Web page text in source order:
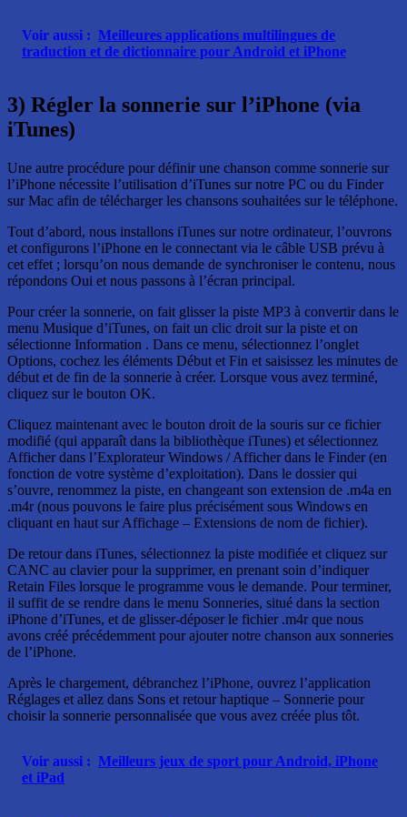
Voir aussi : Meilleures applications multilingues de
traduction et de dictionnaire pour Android et iPhone
3) Régler la sonnerie sur l’iPhone (via
iTunes)
Une autre procédure pour définir une chanson comme sonnerie sur
l’iPhone nécessite l’utilisation d’iTunes sur notre PC ou du Finder
sur Mac afin de télécharger les chansons souhaitées sur le téléphone.
Tout d’abord, nous installons iTunes sur notre ordinateur, l’ouvrons
et configurons l’iPhone en le connectant via le câble USB prévu à
cet effet ; lorsqu’on nous demande de synchroniser le contenu, nous
répondons Oui et nous passons à l’écran principal.
Pour créer la sonnerie, on fait glisser la piste MP3 à convertir dans le
menu Musique d’iTunes, on fait un clic droit sur la piste et on
sélectionne Information . Dans ce menu, sélectionnez l’onglet
Options, cochez les éléments Début et Fin et saisissez les minutes de
début et de fin de la sonnerie à créer. Lorsque vous avez terminé,
cliquez sur le bouton OK.
Cliquez maintenant avec le bouton droit de la souris sur ce fichier
modifié (qui apparaît dans la bibliothèque iTunes) et sélectionnez
Afficher dans l’Explorateur Windows / Afficher dans le Finder (en
fonction de votre système d’exploitation). Dans le dossier qui
s’ouvre, renommez la piste, en changeant son extension de .m4a en
.m4r (nous pouvons le faire plus précisément sous Windows en
cliquant en haut sur Affichage – Extensions de nom de fichier).
De retour dans iTunes, sélectionnez la piste modifiée et cliquez sur
CANC au clavier pour la supprimer, en prenant soin d’indiquer
Retain Files lorsque le programme vous le demande. Pour terminer,
il suffit de se rendre dans le menu Sonneries, situé dans la section
iPhone d’iTunes, et de glisser-déposer le fichier .m4r que nous
avons créé précédemment pour ajouter notre chanson aux sonneries
de l’iPhone.
Après le chargement, débranchez l’iPhone, ouvrez l’application
Réglages et allez dans Sons et retour haptique – Sonnerie pour
choisir la sonnerie personnalisée que vous avez créée plus tôt.
Voir aussi : Meilleurs jeux de sport pour Android, iPhone
et iPad